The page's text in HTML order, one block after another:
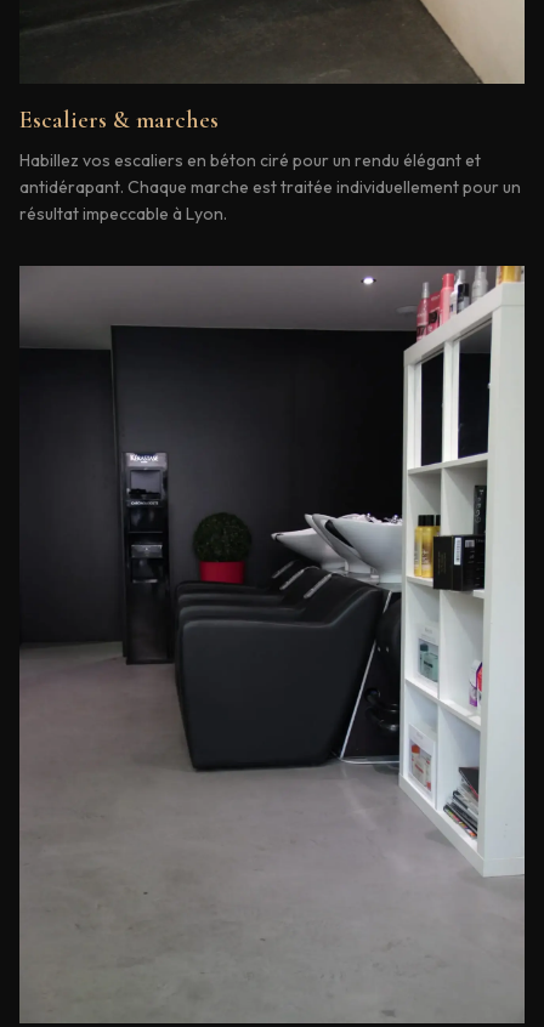
Escaliers & marches
Habillez vos escaliers en béton ciré pour un rendu élégant et
antidérapant. Chaque marche est traitée individuellement pour un
résultat impeccable à Lyon.